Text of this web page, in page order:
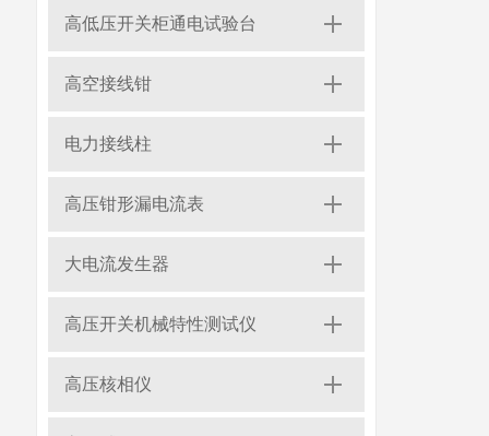
高低压开关柜通电试验台
高空接线钳
电力接线柱
高压钳形漏电流表
大电流发生器
高压开关机械特性测试仪
高压核相仪